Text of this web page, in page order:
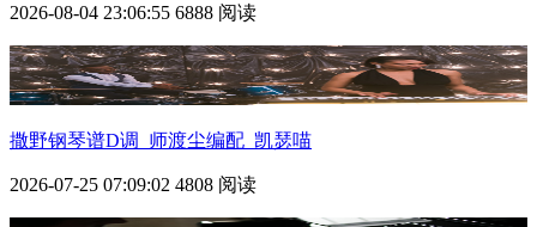
2026-08-04 23:06:55 6888 阅读
撒野钢琴谱D调_师渡尘编配_凯瑟喵
2026-07-25 07:09:02 4808 阅读